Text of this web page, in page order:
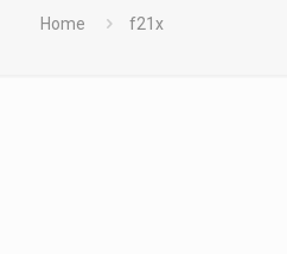
Home f21x